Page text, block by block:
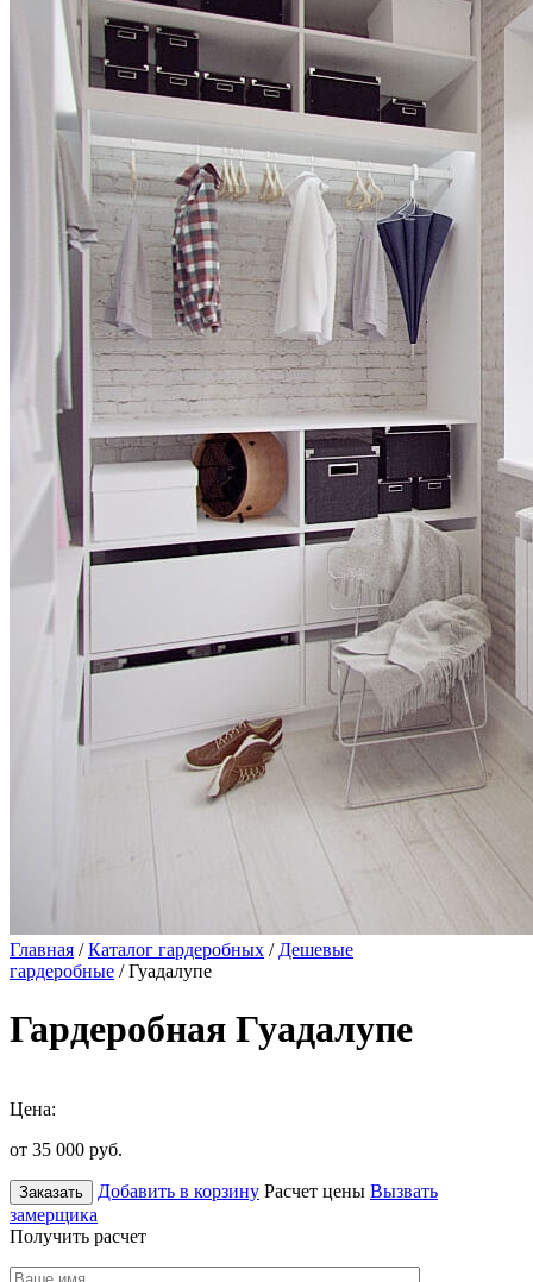
Главная /Каталог гардеробных / Дешевые
гардеробные / Гуадалупе
Гардеробная Гуадалупе
Цена:
от 35 000 руб.
Заказать Добавить в корзину Расчет цены Вызвать
замерщика
Получить расчет